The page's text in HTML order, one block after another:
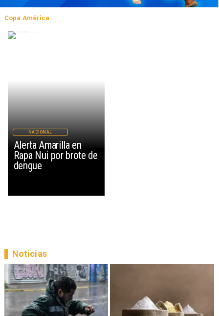
Copa América
Alerta Amarilla en
Rapa Nui por brote de
dengue
NACIONAL
Noticias